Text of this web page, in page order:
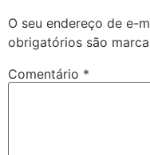
O seu endereço de e-
obrigatórios são
Comentário *